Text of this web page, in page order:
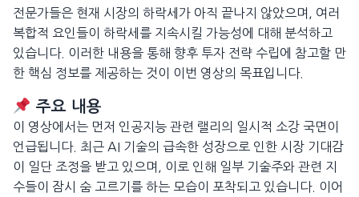
전문가들은 현재 시장의 하락세가 아직 끝나지 않았으며, 여러
복합적 요인들이 하락세를 지속시킬 가능성에 대해 분석하고
있습니다. 이러한 내용을 통해 향후 투자 전략 수립에 참고할 만
한 핵심 정보를 제공하는 것이 이번 영상의 목표입니다.
주요 내용
이 영상에서는 먼저 인공지능 관련 랠리의 일시적 소강 국면이
언급됩니다. 최근 AI 기술의 급속한 성장으로 인한 시장 기대감
이 일단 조정을 받고 있으며, 이로 인해 일부 기술주와 관련 지
수들이 잠시 숨 고르기를 하는 모습이 포착되고 있습니다. 이어